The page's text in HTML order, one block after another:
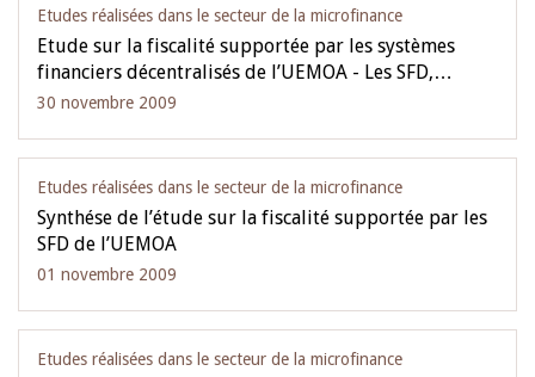
Etudes réalisées dans le secteur de la microfinance
Etude sur la fiscalité supportée par les systèmes
financiers décentralisés de l’UEMOA - Les SFD,…
30 novembre 2009
Etudes réalisées dans le secteur de la microfinance
Synthése de l’étude sur la fiscalité supportée par les
SFD de l’UEMOA
01 novembre 2009
Etudes réalisées dans le secteur de la microfinance